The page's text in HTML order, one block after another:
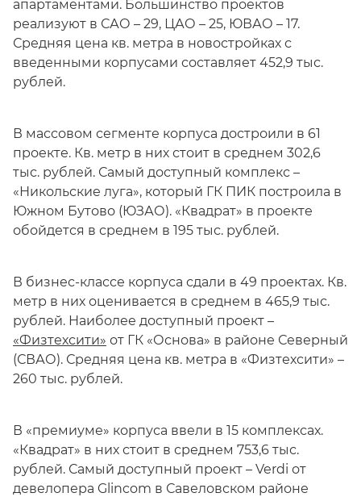
апартаментами. Большинство проектов
реализуют в САО – 29, ЦАО – 25, ЮВАО – 17.
Средняя цена кв. метра в новостройках с
введенными корпусами составляет 452,9 тыс.
рублей.
В массовом сегменте корпуса достроили в 61
проекте. Кв. метр в них стоит в среднем 302,6
тыс. рублей. Самый доступный комплекс –
«Никольские луга», который ГК ПИК построила в
Южном Бутово (ЮЗАО). «Квадрат» в проекте
обойдется в среднем в 195 тыс. рублей.
В бизнес-классе корпуса сдали в 49 проектах. Кв.
метр в них оценивается в среднем в 465,9 тыс.
рублей. Наиболее доступный проект –
«Физтехсити» от ГК «Основа» в районе Северный
(СВАО). Средняя цена кв. метра в «Физтехсити» –
260 тыс. рублей.
В «премиуме» корпуса ввели в 15 комплексах.
«Квадрат» в них стоит в среднем 753,6 тыс.
рублей. Самый доступный проект – Verdi от
девелопера Glincom в Савеловском районе